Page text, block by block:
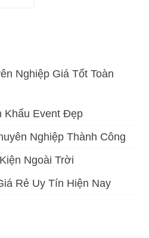
Nghiệp Giá Tốt Toàn
Khấu Event Đẹp
Nghiệp Thành Công
Ngoài Trời
Rẻ Uy Tín Hiện Nay